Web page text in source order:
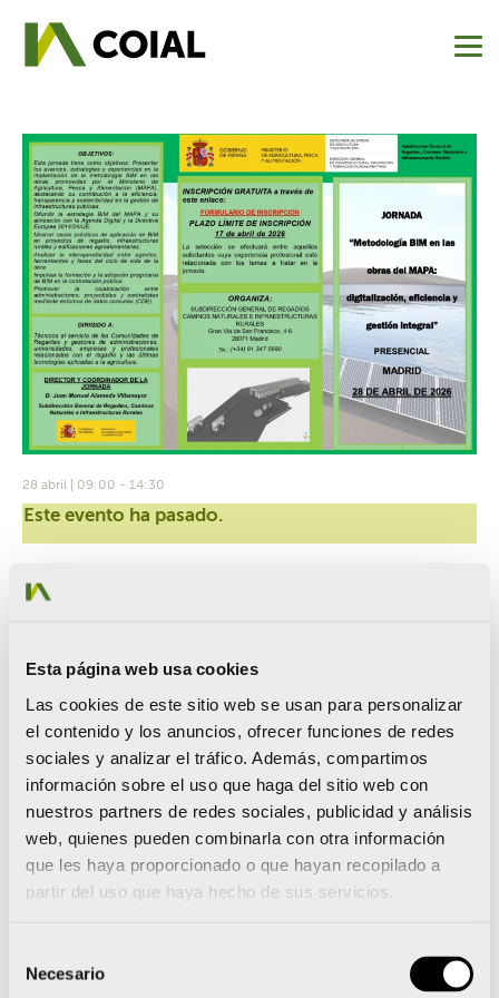
Esta página web usa cookies
Las cookies de este sitio web se usan para personalizar
el contenido y los anuncios, ofrecer funciones de redes
sociales y analizar el tráfico. Además, compartimos
información sobre el uso que haga del sitio web con
nuestros partners de redes sociales, publicidad y análisis
web, quienes pueden combinarla con otra información
que les haya proporcionado o que hayan recopilado a
partir del uso que haya hecho de sus servicios.
Necesario
28 abril | 09:00 - 14:30
Este evento ha pasado.
Jornada: Metodología BIM en
Gestión Integral
[ssba-buttons]
Organiza la Subdirección General de Regadíos, Caminos
Naturales e Infraestructuras Rurales del MAPA
Presencial28 de abril de 2026, sede de la DIRECCIÓN
GENERAL DE DESARROLLO RURAL, INNOVACIÓN Y
FORMACIÓN AGROALIMENTARIA, sita en Gran Vía de
La inscripción es gratuita y puedes